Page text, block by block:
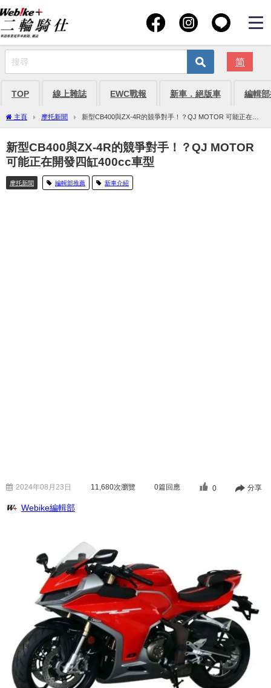
简
TOP 線上雜誌 EWC戰報 新車．絕版車 編輯
主頁 摩托新聞
新型CB400與ZX-4R的競爭對手！？QJ MOTOR 可能正在開
發四缸400cc車型
新型CB400與ZX-4R的競爭對手！？QJ MOTOR
可能正在開發四缸400cc車型
摩托新聞 編輯部推薦 新車介紹
2024年08月23日 11,680次瀏覽 0篇回應 0 分享
Webike編輯部